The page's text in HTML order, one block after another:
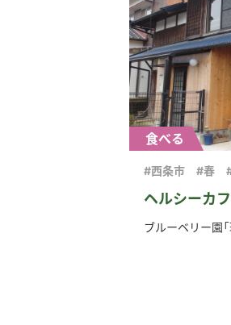
食べる
ヘルシーカ
#西条市 #春
ブルーベリー園